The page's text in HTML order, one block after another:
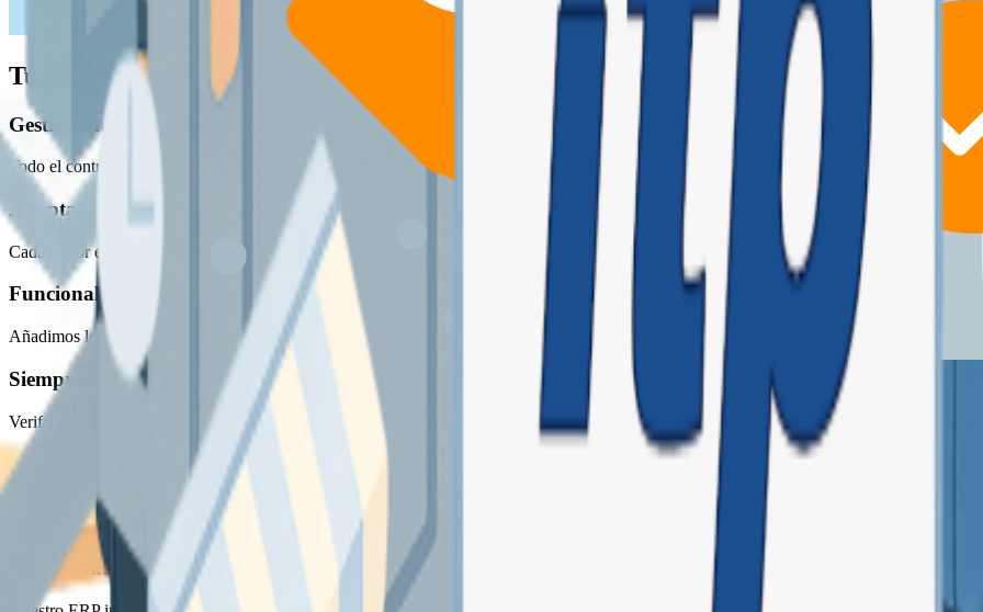
Tu solución especializada e integral
Gestión inteligente para empresas
Todo el control de tu negocio en una sola herramienta. Organiza, automatiza y haz crecer tu empresa.
Adaptado a tu sector
Cada sector es diferente. Tu ERP también lo es. Soluciones diseñadas para tu tipo de negocio.
Funcionalidades hechas para ti
Añadimos lo que necesitas: Nada más, nada menos. Tu ERP flexible que evoluciona contigo.
Siempre al día con la normativa
Verifactu, facturación electrónica y control de ingresos: tu ERP siempre preparado para las exigencias de la Agencia Tributaria, hoy y
Nuestra misión, tu crecimiento
Una herramienta central para todo tu negocio